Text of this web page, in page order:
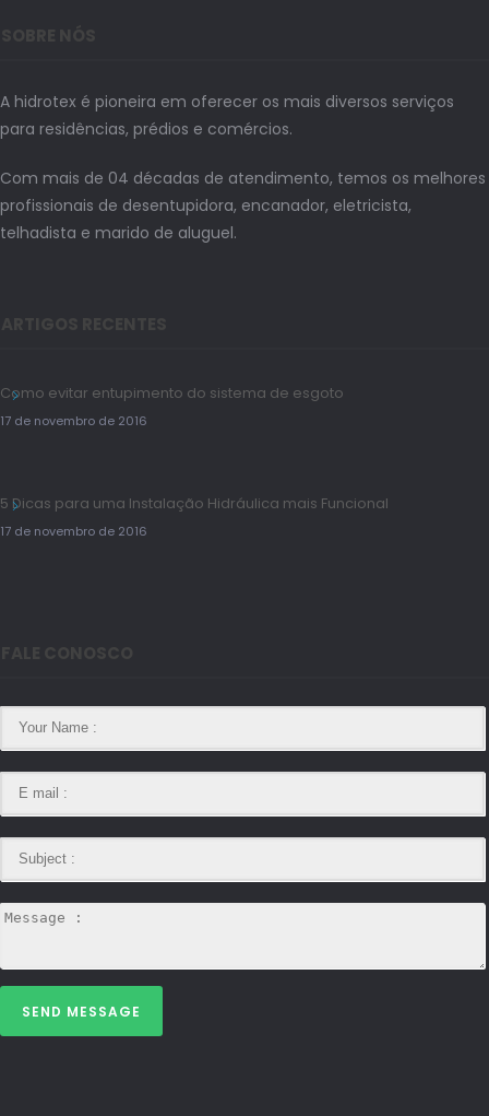
A hidrotex é pioneira em oferecer os mais diversos serviços
para residências, prédios e comércios.
Com mais de 04 décadas de atendimento, temos os melhores
profissionais de desentupidora, encanador, eletricista,
telhadista e marido de aluguel.
Como evitar entupimento do sistema de esgoto
17 de novembro de 2016
5 Dicas para uma Instalação Hidráulica mais Funcional
17 de novembro de 2016
SEND MESSAGE